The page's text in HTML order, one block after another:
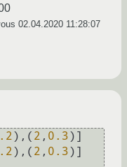
02.04.2020 11:28:07
),( 2 , 0.3)]
),( 2 , 0.3)]